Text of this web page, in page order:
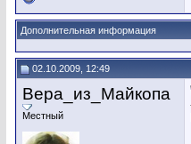
Дополнительная информация
02.10.2009, 12:49
Вера_из_Майкопа
Местный